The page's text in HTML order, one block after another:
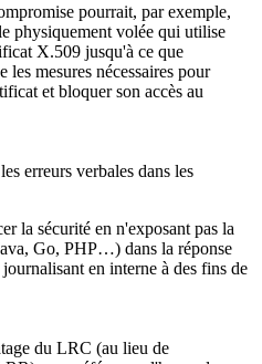
pourrait, par exemple,
physiquement volée qui utilise
X.509 jusqu'à ce que
les mesures nécessaires pour
et bloquer son accès au
erreurs verbales dans les
la sécurité en n'exposant pas la
Go, PHP…) dans la réponse
en interne à des fins de
du LRC (au lieu de